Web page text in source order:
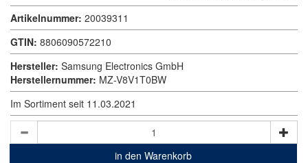
Artikelnummer: 20039311
GTIN: 8806090572210
Hersteller: Samsung Electronics GmbH
Herstellernummer: MZ-V8V1T0BW
Im Sortiment seit 11.03.2021
in den Warenkorb